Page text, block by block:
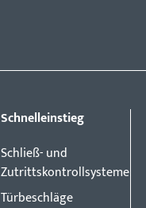
Schnelleinstieg
Schließ- und
Zutrittskontrollsysteme
Türbeschläge